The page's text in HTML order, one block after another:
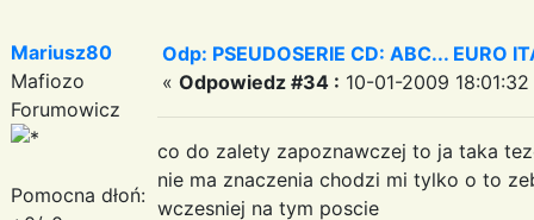
Mariusz80
Mafiozo
Forumowicz
Pomocna dłoń:
Odp: PSEUDOSERIE CD: ABC... EURO
« Odpowiedz #34 : 10-01-2009 18:01:32
co do zalety zapoznawczej to ja taka
nie ma znaczenia chodzi mi tylko o to
wczesniej na tym poscie